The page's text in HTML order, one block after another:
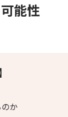
能性
か